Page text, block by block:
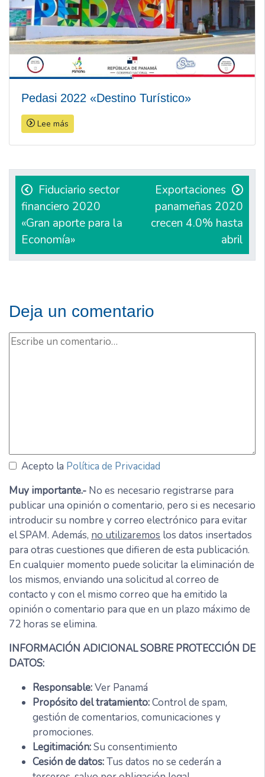
Pedasi 2022 «Destino Turístico»
Lee más
Navegación
de
entradas
Fiduciario sector
financiero 2020
«Gran aporte para la
Economía»
Exportaciones
panameñas 2020
crecen 4.0% hasta
abril
Deja un comentario
Acepto la Política de Privacidad
Muy importante.- No es necesario registrarse para
publicar una opinión o comentario, pero si es necesario
introducir su nombre y correo electrónico para evitar
el SPAM. Además, no utilizaremos los datos insertados
para otras cuestiones que difieren de esta publicación.
En cualquier momento puede solicitar la eliminación de
los mismos, enviando una solicitud al correo de
contacto y con el mismo correo que ha emitido la
opinión o comentario para que en un plazo máximo de
72 horas se elimina.
INFORMACIÓN ADICIONAL SOBRE PROTECCIÓN DE
DATOS:
Responsable:Ver Panamá
Propósito del tratamiento:Control de spam,
gestión de comentarios, comunicaciones y
promociones.
Legitimación:Su consentimiento
Cesión de datos:Tus datos no se cederán a